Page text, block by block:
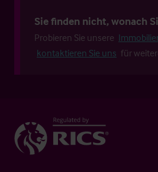
Sie finden nicht, wonach
Probieren Sie unsere
kontaktieren Sie uns für